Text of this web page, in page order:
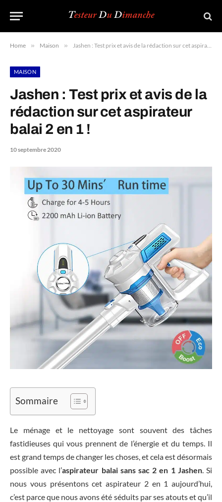
Home » Maison » Jashen : Test prix et avis de la rédaction sur cet aspirateur balai 2 en 1 !
MAISON
Jashen : Test prix et avis de la
rédaction sur cet aspirateur
balai 2 en 1 !
10 septembre 2020
Sommaire
Le ménage et le nettoyage sont souvent des tâches
fastidieuses qui vous prennent de l’énergie et du temps. Il
est grand temps de changer les choses, et cela est désormais
possible avec l’aspirateur balai sans sac 2 en 1 Jashen. Si
nous vous présentons cet aspirateur 2 en 1 aujourd’hui,
c’est parce que nous avons été séduits par ses atouts et qu’il